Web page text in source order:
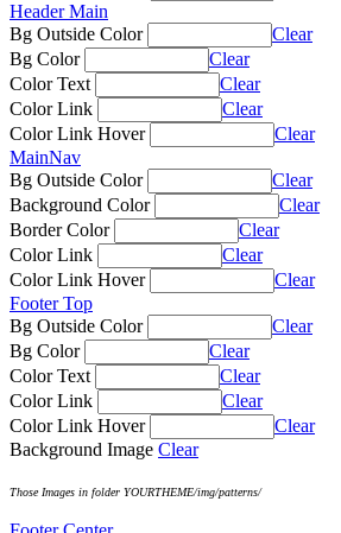
Header Main
Bg Outside Color
Clear
Bg Color
Clear
Color Text
Clear
Color Link
Clear
Color Link Hover
Clear
MainNav
Bg Outside Color
Clear
Background Color
Clear
Border Color
Clear
Color Link
Clear
Color Link Hover
Clear
Footer Top
Bg Outside Color
Clear
Bg Color
Clear
Color Text
Clear
Color Link
Clear
Color Link Hover
Clear
Background Image Clear
Those Images in folder YOURTHEME/img/patterns/